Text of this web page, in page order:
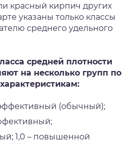
красный кирпич других
указаны только классы
среднего удельного
средней плотности
на несколько групп по
(обычный);
1,0 – повышенной